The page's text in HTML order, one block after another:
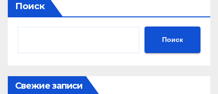
Поиск
Поиск
Свежие записи